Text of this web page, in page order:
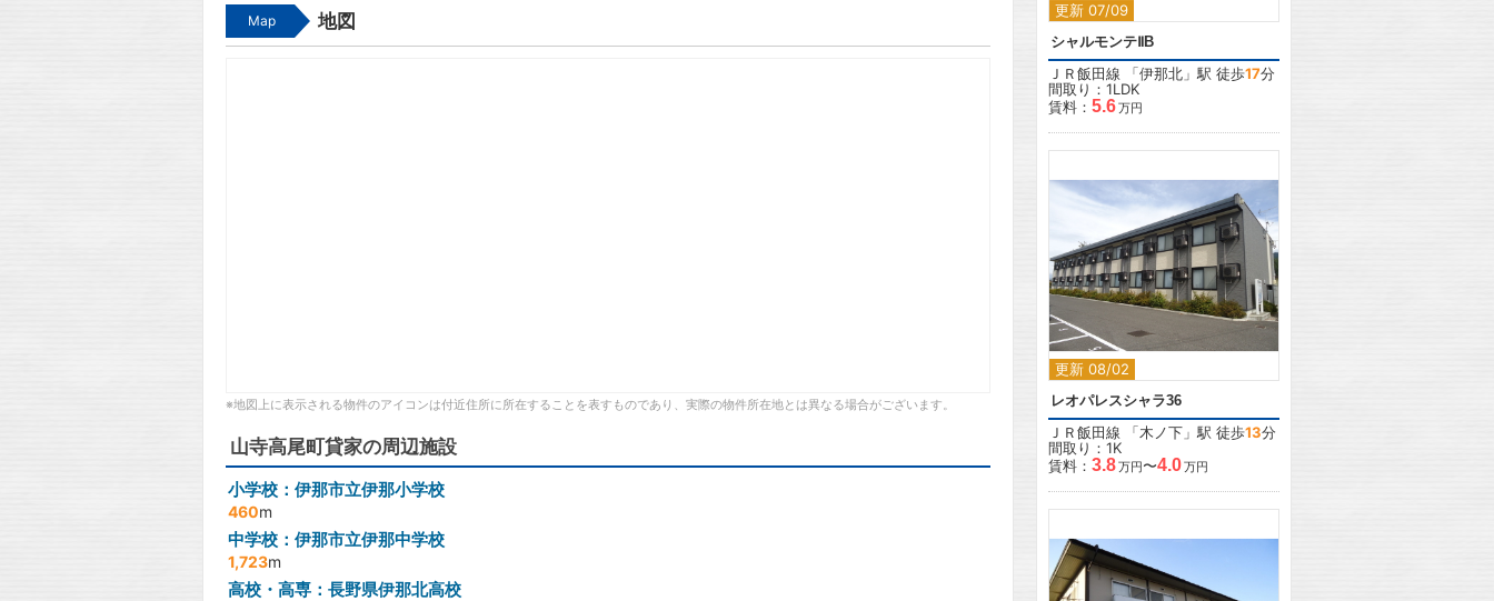
Map 地図
※地図上に表示される物件のアイコンは付近住所に所在することを表すものであり、実際の物件所在地とは異なる場合がございます。
山寺高尾町貸家の周辺施設
小学校：伊那市立伊那小学校
460m
中学校：伊那市立伊那中学校
1,723m
高校・高専：長野県伊那北高校
更新 07/09
シャルモンテⅡB
ＪＲ飯田線 「伊那北 」駅 徒歩17分
間取り：1LDK
賃料： 5.6万円
更新 08/02
2 2
レオパレスシャラ36
ＪＲ飯田線 「木ノ下 」駅 徒歩13分
間取り：1K
賃料： 3.8万円〜4.0万円